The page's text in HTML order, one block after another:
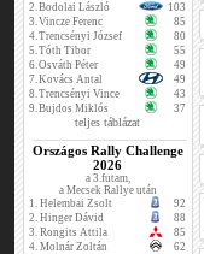
2.Bodolai László
103
3.Vincze Ferenc
85
4.Trencsényi József
80
5.Tóth Tibor
55
6.Osváth Péter
49
7.Kovács Antal
49
8.Trencsényi Vince
43
9.Bujdos Miklós 37
teljes táblázat
Országos Rally Challenge
2026
a 3.futam,
a Mecsek Rallye után
1. Helembai Zsolt
92
2. Hinger Dávid
88
3. Rongits Attila
85
4. Molnár Zoltán
62